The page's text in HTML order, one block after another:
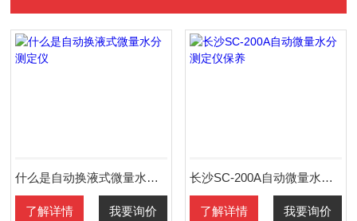
什么是自动换液式微量水分测定仪
了解详情 我要询价
长沙SC-200A自动微量水分测定仪保养
了解详情 我要询价